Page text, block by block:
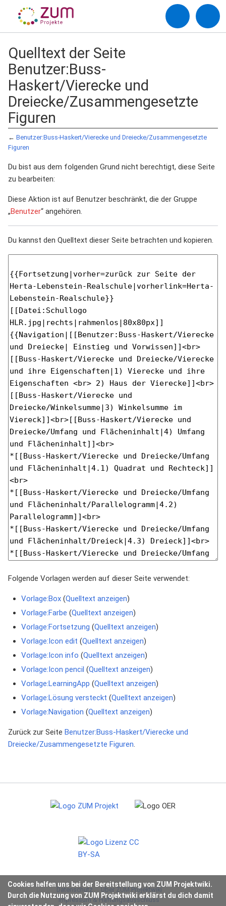
Quelltext der Seite
Benutzer:Buss-
Haskert/Vierecke und
Dreiecke/Zusammengesetzte
Figuren
← Benutzer:Buss-Haskert/Vierecke und Dreiecke/Zusammengesetzte
Figuren
Du bist aus dem folgenden Grund nicht berechtigt, diese Seite
zu bearbeiten:
Diese Aktion ist auf Benutzer beschränkt, die der Gruppe
„Benutzer“ angehören.
Du kannst den Quelltext dieser Seite betrachten und kopieren.
Folgende Vorlagen werden auf dieser Seite verwendet:
Vorlage:Box(Quelltext anzeigen)
Vorlage:Farbe (Quelltext anzeigen)
Vorlage:Fortsetzung (Quelltext anzeigen)
Vorlage:Icon edit (Quelltext anzeigen)
Vorlage:Icon info (Quelltext anzeigen)
Vorlage:Icon pencil (Quelltext anzeigen)
Vorlage:LearningApp (Quelltext anzeigen)
Vorlage:Lösung versteckt (Quelltext anzeigen)
Vorlage:Navigation (Quelltext anzeigen)
Zurück zur Seite Benutzer:Buss-Haskert/Vierecke und
Dreiecke/Zusammengesetzte Figuren.
Cookies helfen uns bei der Bereitstellung von ZUM Projektwiki.
Durch die Nutzung von ZUM Projektwiki erklärst du dich damit
Datenschutz
Über ZUM Projektwiki
Impressum & Haftungsausschluss